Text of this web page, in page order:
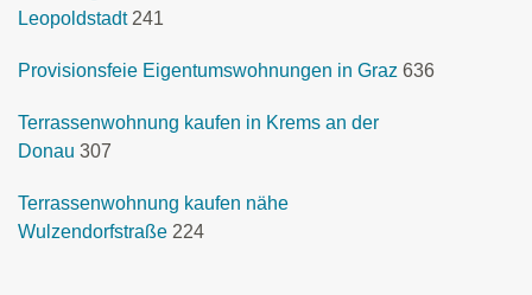
Leopoldstadt 241
Provisionsfeie Eigentumswohnungen in Graz 636
Terrassenwohnung kaufen in Krems an der
Donau 307
Terrassenwohnung kaufen nähe
Wulzendorfstraße 224